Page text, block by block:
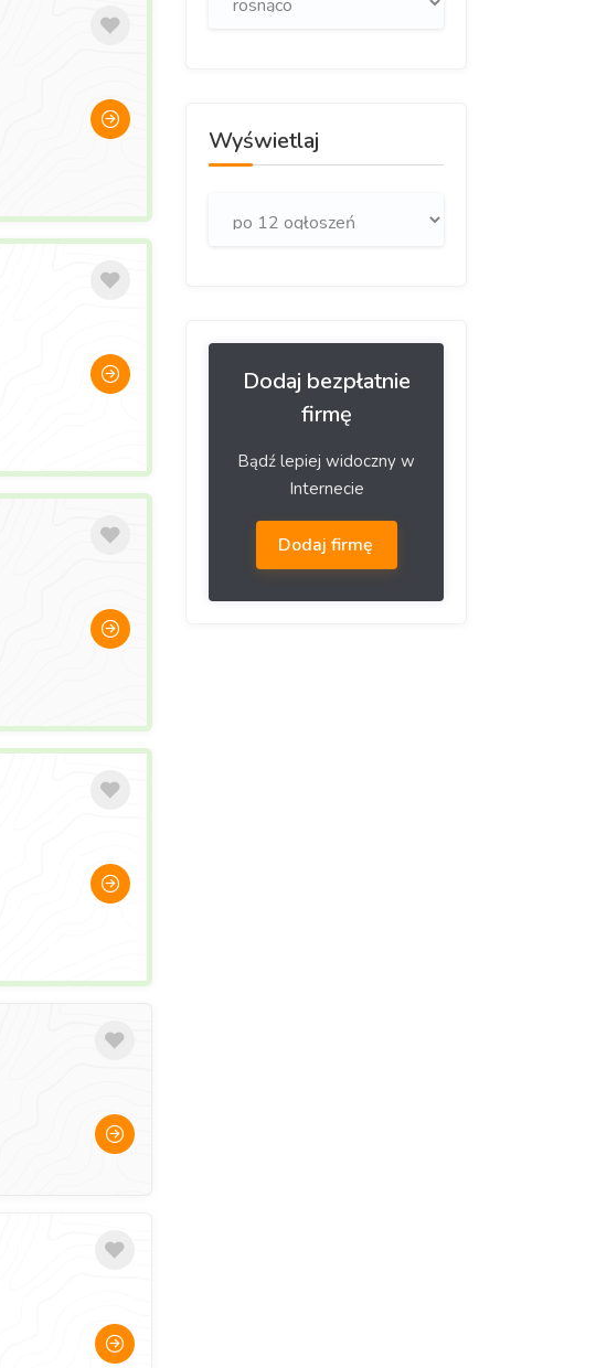
Wyświetlaj
Dodaj bezpłatnie
firmę
Bądź lepiej widoczny w
Internecie
Dodaj firmę